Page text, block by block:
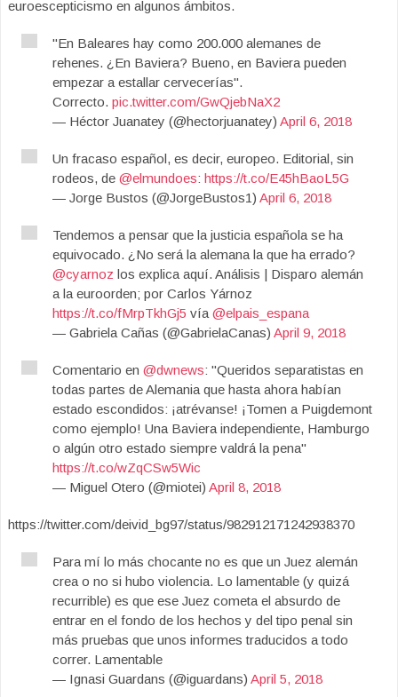
euroescepticismo en algunos ámbitos.
"En Baleares hay como 200.000 alemanes de
rehenes. ¿En Baviera? Bueno, en Baviera pueden
empezar a estallar cervecerías".
Correcto. pic.twitter.com/GwQjebNaX2
— Héctor Juanatey (@hectorjuanatey) April 6, 2018
Un fracaso español, es decir, europeo. Editorial, sin
rodeos, de @elmundoes: https://t.co/E45hBaoL5G
— Jorge Bustos (@JorgeBustos1) April 6, 2018
Tendemos a pensar que la justicia española se ha
equivocado. ¿No será la alemana la que ha errado?
@cyarnoz los explica aquí. Análisis | Disparo alemán
a la euroorden; por Carlos Yárnoz
https://t.co/fMrpTkhGj5 vía @elpais_espana
— Gabriela Cañas (@GabrielaCanas) April 9, 2018
Comentario en @dwnews: "Queridos separatistas en
todas partes de Alemania que hasta ahora habían
estado escondidos: ¡atrévanse! ¡Tomen a Puigdemont
como ejemplo! Una Baviera independiente, Hamburgo
o algún otro estado siempre valdrá la pena"
https://t.co/wZqCSw5Wic
— Miguel Otero (@miotei) April 8, 2018
https://twitter.com/deivid_bg97/status/982912171242938370
Para mí lo más chocante no es que un Juez alemán
crea o no si hubo violencia. Lo lamentable (y quizá
recurrible) es que ese Juez cometa el absurdo de
entrar en el fondo de los hechos y del tipo penal sin
más pruebas que unos informes traducidos a todo
correr. Lamentable
— Ignasi Guardans (@iguardans) April 5, 2018